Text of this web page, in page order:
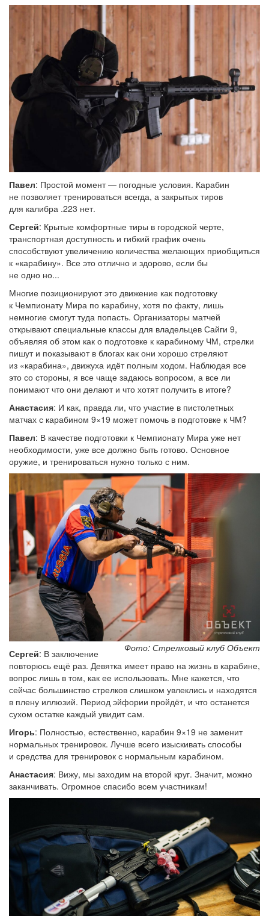
Павел: Простой момент — погодные условия. Карабин
не позволяет тренироваться всегда, а закрытых тиров
для калибра .223 нет.
Сергей: Крытые комфортные тиры в городской черте,
транспортная доступность и гибкий график очень
способствуют увеличению количества желающих приобщиться
к «карабину». Все это отлично и здорово, если бы
не одно но...
Многие позиционируют это движение как подготовку
к Чемпионату Мира по карабину, хотя по факту, лишь
немногие смогут туда попасть. Организаторы матчей
открывают специальные классы для владельцев Сайги 9,
объявляя об этом как о подготовке к карабиному ЧМ, стрелки
пишут и показывают в блогах как они хорошо стреляют
из «карабина», движуха идёт полным ходом. Наблюдая все
это со стороны, я все чаще задаюсь вопросом, а все ли
понимают что они делают и что хотят получить в итоге?
Анастасия: И как, правда ли, что участие в пистолетных
матчах с карабином 9×19 может помочь в подготовке к ЧМ?
Павел: В качестве подготовки к Чемпионату Мира уже нет
необходимости, уже все должно быть готово. Основное
оружие, и тренироваться нужно только с ним.
Фото: Стрелковый клуб Объект
Сергей: В заключение
повторюсь ещё раз. Девятка имеет право на жизнь в карабине,
вопрос лишь в том, как ее использовать. Мне кажется, что
сейчас большинство стрелков слишком увлеклись и находятся
в плену иллюзий. Период эйфории пройдёт, и что останется
сухом остатке каждый увидит сам.
Игорь: Полностью, естественно, карабин 9×19 не заменит
нормальных тренировок. Лучше всего изыскивать способы
и средства для тренировок с нормальным карабином.
Анастасия: Вижу, мы заходим на второй круг. Значит, можно
заканчивать. Огромное спасибо всем участникам!